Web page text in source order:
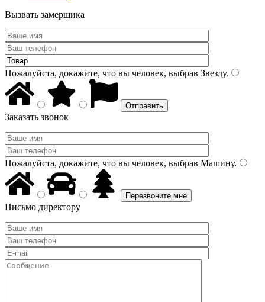
Вызвать замерщика
Пожалуйста, докажите, что вы человек, выбрав Звезду.
Заказать звонок
Пожалуйста, докажите, что вы человек, выбрав Машину.
Письмо директору